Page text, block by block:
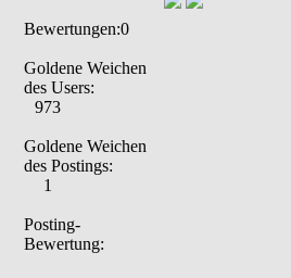
Bewertungen:0
Goldene Weichen
des Users:
973
Goldene Weichen
des Postings:
1
Posting-
Bewertung: